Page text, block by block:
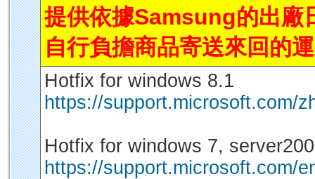
提供依據Samsung的出廠
自行負擔商品寄送來回的
Hotfix for windows 8.1
https://support.microsoft.com/
Hotfix for windows 7,
https://support.microsoft.com/